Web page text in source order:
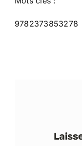
9782373853278